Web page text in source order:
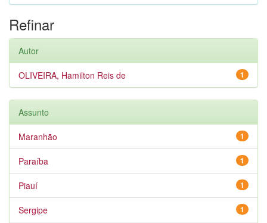
Refinar
Autor
1
OLIVEIRA, Hamilton Reis de
Assunto
1
Maranhão
1
Paraíba
1
Piauí
1
Sergipe